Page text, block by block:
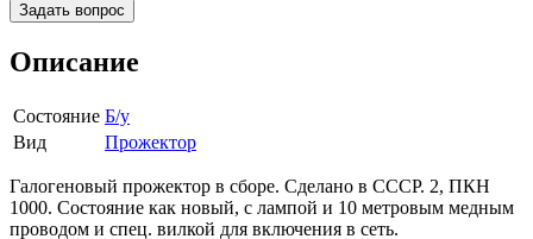
Задать вопрос
Описание
Состояние Б/у
Вид
Прожектор
Галогеновый прожектор в сборе. Сделано в СССР. 2, ПКН
1000. Состояние как новый, с лампой и 10 метровым медным
проводом и спец. вилкой для включения в сеть.